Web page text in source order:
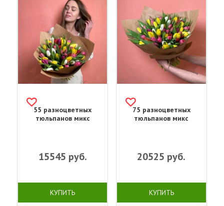
55 разноцветных
тюльпанов микс
15545 руб.
КУПИТЬ
75 разноцветных
тюльпанов микс
20525 руб.
КУПИТЬ